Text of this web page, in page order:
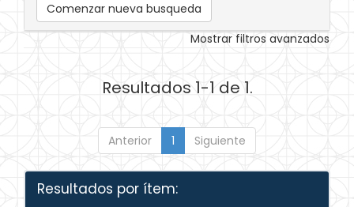
Comenzar nueva busqueda
Mostrar filtros avanzados
Resultados 1-1 de 1.
Anterior 1 Siguiente
Resultados por ítem: